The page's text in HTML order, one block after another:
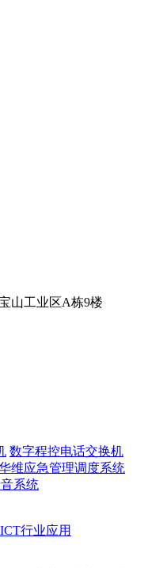
山工业区A栋9楼
数字程控电话交换机
维应急管理调度系统
系统
行业应用